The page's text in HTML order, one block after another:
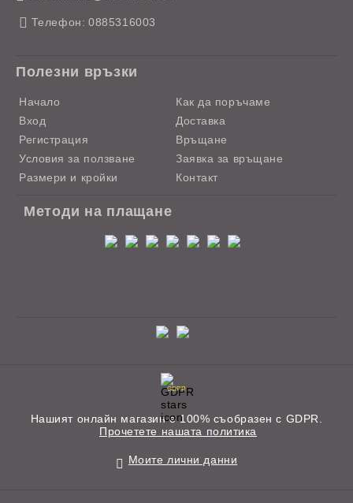
Телефон: 0885316003
Полезни връзки
Начало
Вход
Регистрация
Условия за ползване
Размери и кройки
Как да поръчаме
Доставка
Връщане
Заявка за връщане
Контакт
Методи на плащане
GDPR
Нашият онлайн магазин е 100% съобразен с GDPR.
Прочетете нашата политика
Моите лични данни